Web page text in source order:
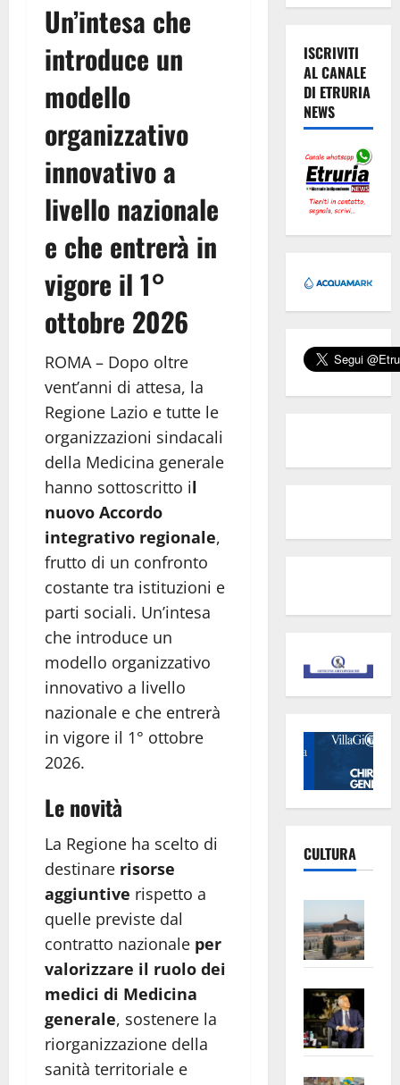
Un’intesa che
introduce un
modello
organizzativo
innovativo a
livello nazionale
e che entrerà in
vigore il 1°
ottobre 2026
ROMA – Dopo oltre
vent’anni di attesa, la
Regione Lazio e tutte le
organizzazioni sindacali
della Medicina generale
hanno sottoscritto il
nuovo Accordo
integrativo regionale,
frutto di un confronto
costante tra istituzioni e
parti sociali. Un’intesa
che introduce un
modello organizzativo
innovativo a livello
nazionale e che entrerà
in vigore il 1° ottobre
2026.
Le novità
La Regione ha scelto di
destinare risorse
aggiuntive rispetto a
quelle previste dal
contratto nazionale per
valorizzare il ruolo dei
medici di Medicina
generale, sostenere la
riorganizzazione della
sanità territoriale e
ISCRIVITI
AL CANALE
DI ETRURIA
NEWS
CULTURA
apre